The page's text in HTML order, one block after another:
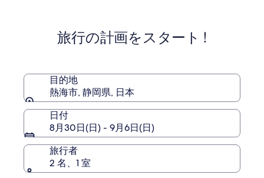
通
常
に
つ
い
て
詳
細
示。
旅行の計画をスタート !
目的地
熱海市, 静岡県, 日本
日付
8月30日(日) - 9月6日(日)
旅行者
2 名、1 室